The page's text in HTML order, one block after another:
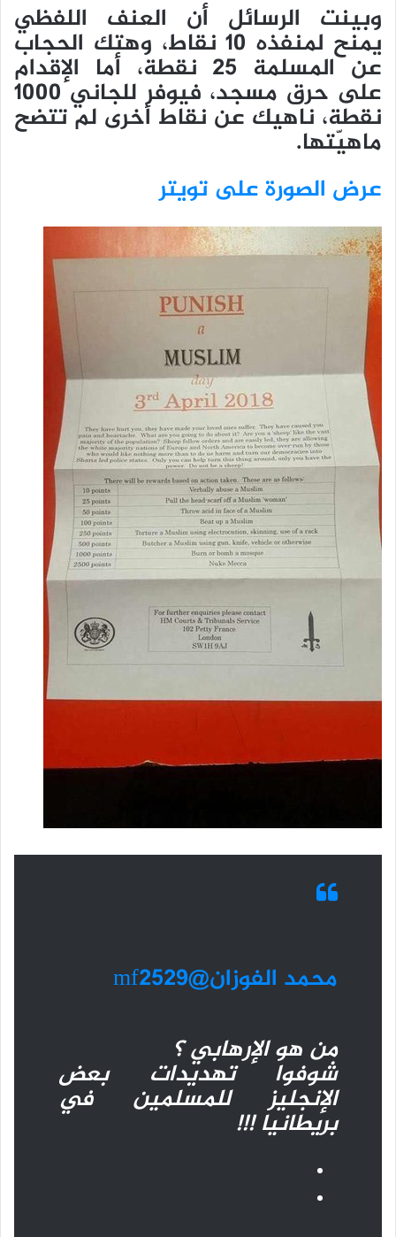
وبينت الرسائل أن العنف اللفظي
يمنح لمنفذه 10 نقاط، وهتك الحجاب
عن المسلمة 25 نقطة، أما الإقدام
على حرق مسجد، فيوفر للجاني 1000
نقطة، ناهيك عن نقاط أخرى لم تتضح
ماهيّتها.
عرض الصورة على تويتر
محمد الفوزان@mf2529
من هو الإرهابي ؟
شوفوا تهديدات بعض
الإنجليز للمسلمين في
بريطانيا !!!